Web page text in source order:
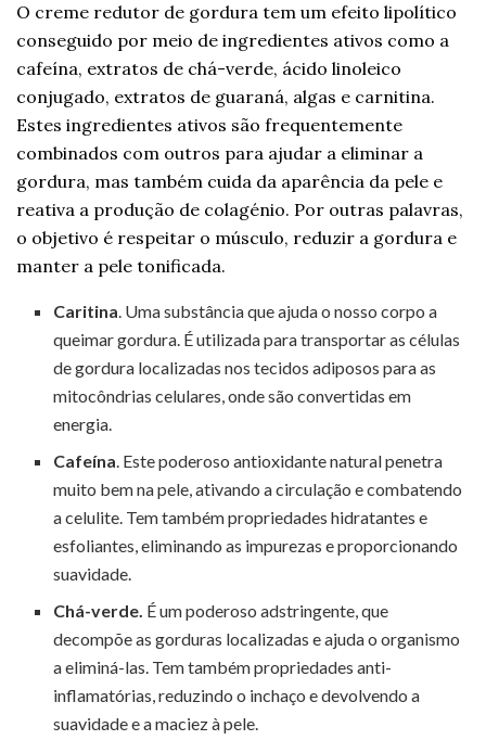
O creme redutor de gordura tem um efeito lipolítico
conseguido por meio de ingredientes ativos como a
cafeína, extratos de chá-verde, ácido linoleico
conjugado, extratos de guaraná, algas e carnitina.
Estes ingredientes ativos são frequentemente
combinados com outros para ajudar a eliminar a
gordura, mas também cuida da aparência da pele e
reativa a produção de colagénio. Por outras palavras,
o objetivo é respeitar o músculo, reduzir a gordura e
manter a pele tonificada.
Caritina. Uma substância que ajuda o nosso corpo a
queimar gordura. É utilizada para transportar as células
de gordura localizadas nos tecidos adiposos para as
mitocôndrias celulares, onde são convertidas em
energia.
Cafeína. Este poderoso antioxidante natural penetra
muito bem na pele, ativando a circulação e combatendo
a celulite. Tem também propriedades hidratantes e
esfoliantes, eliminando as impurezas e proporcionando
suavidade.
Chá-verde. É um poderoso adstringente, que
decompõe as gorduras localizadas e ajuda o organismo
a eliminá-las. Tem também propriedades anti-
inflamatórias, reduzindo o inchaço e devolvendo a
suavidade e a maciez à pele.